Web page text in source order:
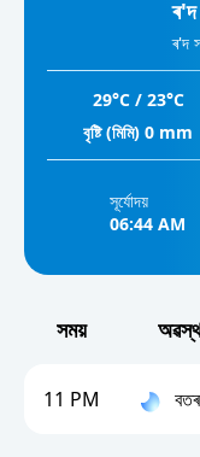
ৰ'দ
ৰ'দ
29°C / 23°C
বৃষ্টি (মিমি) 0 mm
সূৰ্যোদয়
06:44 AM
সময়
11 PM